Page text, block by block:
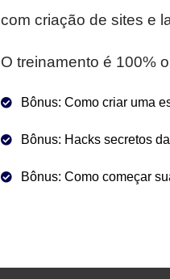
com criação de sites e
O treinamento é 100%
Bônus: Como criar uma
Bônus: Hacks secretos
Bônus: Como começar